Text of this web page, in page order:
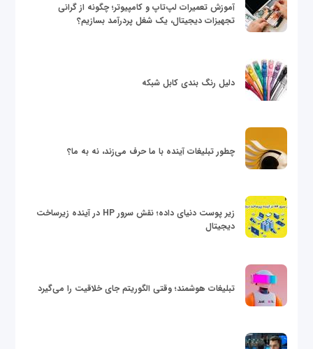
آموزش تعمیرات لپ‌تاپ و کامپیوتر؛ چگونه از گرانی
تجهیزات دیجیتال، یک شغل پردرآمد بسازیم؟
دلیل رنگ بندی کابل شبکه
چطور تبلیغات آینده با ما حرف می‌زند، نه به ما؟
زیر پوست دنیای داده؛ نقش سرور HP در آینده زیرساخت
دیجیتال
تبلیغات هوشمند؛ وقتی الگوریتم جای خلاقیت را می‌گیرد